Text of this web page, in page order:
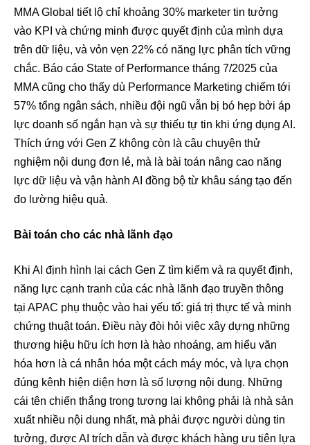
MMA Global tiết lộ chỉ khoảng 30% marketer tin tưởng
vào KPI và chứng minh được quyết định của mình dựa
trên dữ liệu, và vỏn vẹn 22% có năng lực phân tích vững
chắc. Báo cáo State of Performance tháng 7/2025 của
MMA cũng cho thấy dù Performance Marketing chiếm tới
57% tổng ngân sách, nhiều đội ngũ vẫn bị bó hẹp bởi áp
lực doanh số ngắn hạn và sự thiếu tự tin khi ứng dụng AI.
Thích ứng với Gen Z không còn là câu chuyện thử
nghiệm nội dung đơn lẻ, mà là bài toán nâng cao năng
lực dữ liệu và vận hành AI đồng bộ từ khâu sáng tạo đến
đo lường hiệu quả.
Bài toán cho các nhà lãnh đạo
Khi AI định hình lại cách Gen Z tìm kiếm và ra quyết định,
năng lực cạnh tranh của các nhà lãnh đạo truyền thông
tại APAC phụ thuộc vào hai yếu tố: giá trị thực tế và minh
chứng thuật toán. Điều này đòi hỏi việc xây dựng những
thương hiệu hữu ích hơn là hào nhoáng, am hiểu văn
hóa hơn là cá nhân hóa một cách máy móc, và lựa chọn
đúng kênh hiện diện hơn là số lượng nội dung. Những
cái tên chiến thắng trong tương lai không phải là nhà sản
xuất nhiều nội dung nhất, mà phải được người dùng tin
tưởng, được AI trích dẫn và được khách hàng ưu tiên lựa